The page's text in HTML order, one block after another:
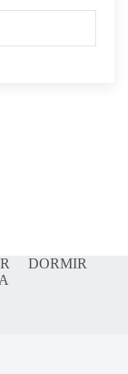
DORMIR